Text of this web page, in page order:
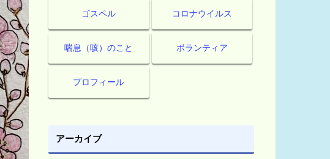
ゴスペル コロナウイルス
喘息（咳）のこと ボランティア
プロフィール
アーカイブ